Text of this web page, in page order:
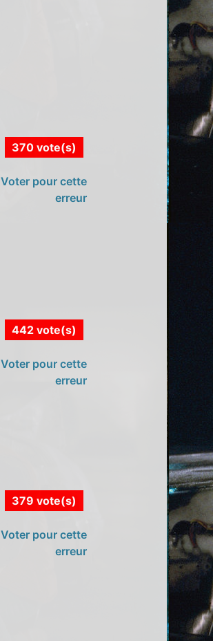
370 vote(s)
Voter pour cette
erreur
442 vote(s)
Voter pour cette
erreur
379 vote(s)
Voter pour cette
erreur